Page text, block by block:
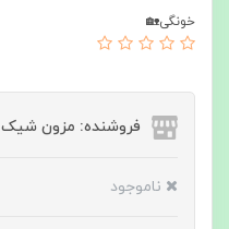
خونگی🏡
فروشنده: مزون شیک
ناموجود